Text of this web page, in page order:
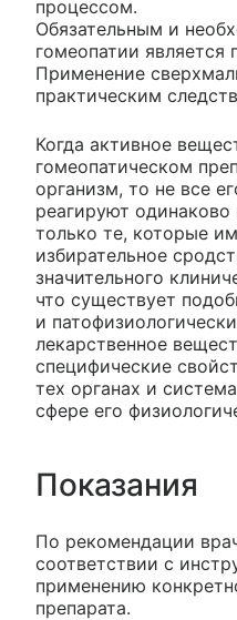
процессом.
Обязательным и
гомеопатии является
Применение
практическим
Когда активное
гомеопатическом
организм, то не все
реагируют
только те, которые
избирательное
значительного
что существует
и
лекарственное
специфические
тех органах и
сфере его
Показания
По рекомендации
соответствии с
применению
препарата.